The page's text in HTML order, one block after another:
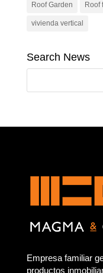
Roof Garden Roof
vivienda vertical
Search News
Empresa familiar
productos